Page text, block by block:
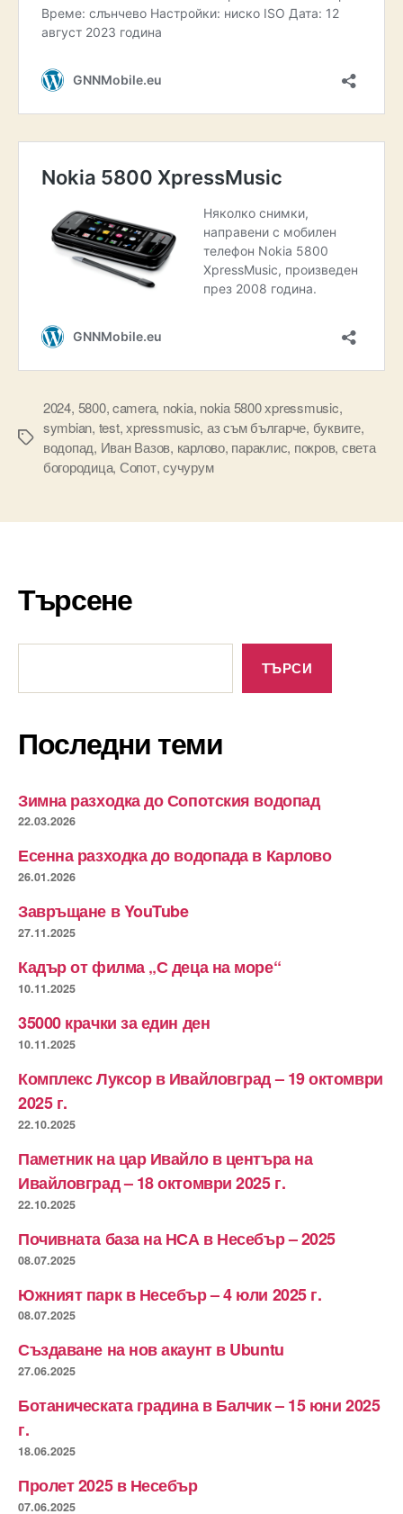
Tags
2024, 5800,camera, nokia, nokia 5800 xpressmusic,
symbian, test,xpressmusic, аз съм българче, буквите,
водопад, Иван Вазов, карлово, параклис, покров, света
богородица, Сопот,сучурум
Търсене
ТЪРСИ
Последни теми
Зимна разходка до Сопотския водопад
22.03.2026
Есенна разходка до водопада в Карлово
26.01.2026
Завръщане в YouTube
27.11.2025
Кадър от филма „С деца на море“
10.11.2025
35000 крачки за един ден
10.11.2025
Комплекс Луксор в Ивайловград – 19 октомври
2025 г.
22.10.2025
Паметник на цар Ивайло в центъра на
Ивайловград – 18 октомври 2025 г.
22.10.2025
Почивната база на НСА в Несебър – 2025
08.07.2025
Южният парк в Несебър – 4 юли 2025 г.
08.07.2025
Създаване на нов акаунт в Ubuntu
27.06.2025
Ботаническата градина в Балчик – 15 юни 2025
г.
18.06.2025
Пролет 2025 в Несебър
07.06.2025